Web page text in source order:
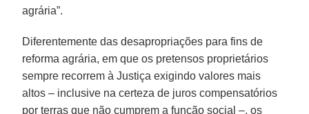
agrária”.
Diferentemente das desapropriações para fins de
reforma agrária, em que os pretensos proprietários
sempre recorrem à Justiça exigindo valores mais
altos – inclusive na certeza de juros compensatórios
por terras que não cumprem a função social –, os